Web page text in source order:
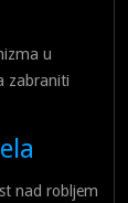
u
zabraniti
nad robljem